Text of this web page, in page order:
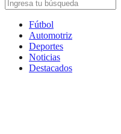
Fútbol
Automotriz
Deportes
Noticias
Destacados